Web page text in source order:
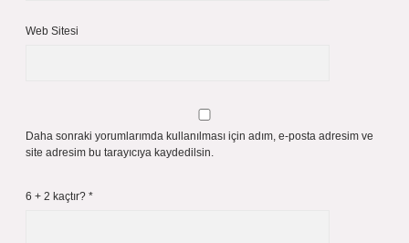
Web Sitesi
Daha sonraki yorumlarımda kullanılması için adım, e-posta adresim ve
site adresim bu tarayıcıya kaydedilsin.
6 + 2 kaçtır? *